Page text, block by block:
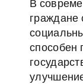
В
граждане
способен